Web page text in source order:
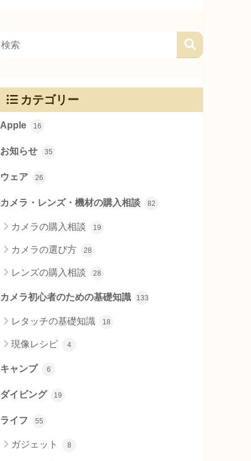
カテゴリー
Apple 16
お知らせ 35
ウェア 26
カメラ・レンズ・機材の購入相談 82
カメラの購入相談 19
カメラの選び方 28
レンズの購入相談 28
カメラ初心者のための基礎知識 133
レタッチの基礎知識 18
現像レシピ 4
キャンプ 6
ダイビング 19
ライフ 55
ガジェット 8